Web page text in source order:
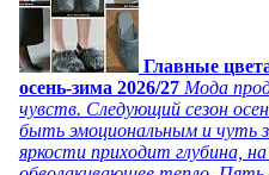
Главные
осень-зима 2026/27 Мода
чувств. Следующий сезон
быть эмоциональным и чуть
яркости приходит глубина,